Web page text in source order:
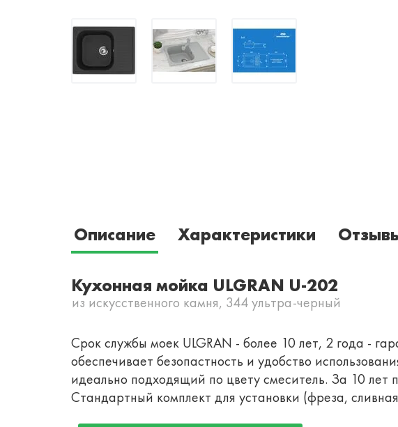
Описание Характеристики
Кухонная мойка ULGRAN U-202
из искусственного камня, 344 ультра-черный
Срок службы моек ULGRAN - более 10 лет, 2 года -
обеспечивает безопастность и удобство
идеально подходящий по цвету смеситель. За 10 лет
Стандартный комплект для установки (фреза,